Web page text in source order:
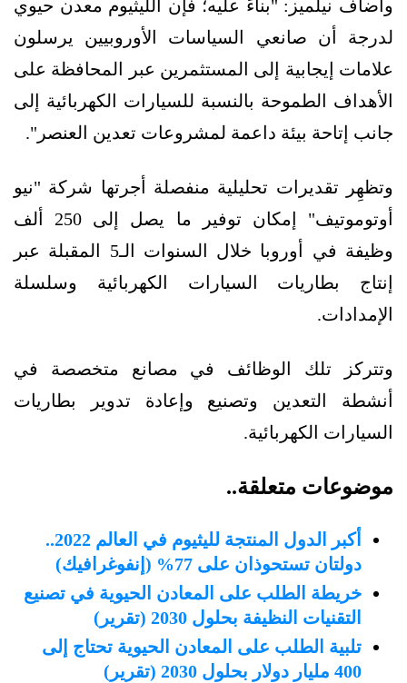
وأضاف نيلميز: "بناءً عليه؛ فإن الليثيوم معدن حيوي
لدرجة أن صانعي السياسات الأوروبيين يرسلون
علامات إيجابية إلى المستثمرين عبر المحافظة على
الأهداف الطموحة بالنسبة للسيارات الكهربائية إلى
جانب إتاحة بيئة داعمة لمشروعات تعدين العنصر".
وتظهِر تقديرات تحليلية منفصلة أجرتها شركة "نيو
أوتوموتيف" إمكان توفير ما يصل إلى 250 ألف
وظيفة في أوروبا خلال السنوات الـ5 المقبلة عبر
إنتاج بطاريات السيارات الكهربائية وسلسلة
الإمدادات.
وتتركز تلك الوظائف في مصانع متخصصة في
أنشطة التعدين وتصنيع وإعادة تدوير بطاريات
السيارات الكهربائية.
موضوعات متعلقة..
أكبر الدول المنتجة لليثيوم في العالم 2022..
دولتان تستحوذان على 77% (إنفوغرافيك)
خريطة الطلب على المعادن الحيوية في تصنيع
التقنيات النظيفة بحلول 2030 (تقرير)
تلبية الطلب على المعادن الحيوية تحتاج إلى
400 مليار دولار بحلول 2030 (تقرير)